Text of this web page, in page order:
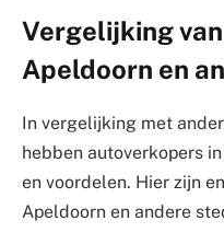
Vergelijking
Apeldoorn en
In vergelijking met
hebben autoverkopers
en voordelen. Hier zijn
Apeldoorn en andere